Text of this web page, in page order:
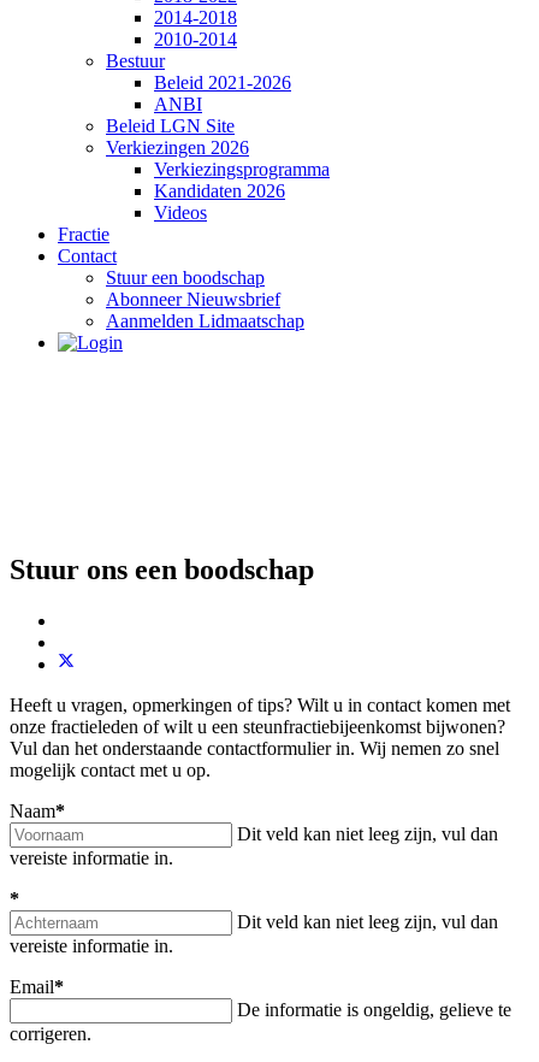
2014-2018
2010-2014
Bestuur
Beleid 2021-2026
ANBI
Beleid LGN Site
Verkiezingen 2026
Verkiezingsprogramma
Kandidaten 2026
Videos
Fractie
Contact
Stuur een boodschap
Abonneer Nieuwsbrief
Aanmelden Lidmaatschap
Stuur ons een boodschap
Heeft u vragen, opmerkingen of tips? Wilt u in contact komen met
onze fractieleden of wilt u een steunfractiebijeenkomst bijwonen?
Vul dan het onderstaande contactformulier in. Wij nemen zo snel
mogelijk contact met u op.
Naam*
Dit veld kan niet leeg zijn, vul dan
vereiste informatie in.
*
Dit veld kan niet leeg zijn, vul dan
vereiste informatie in.
Email*
De informatie is ongeldig, gelieve te
corrigeren.